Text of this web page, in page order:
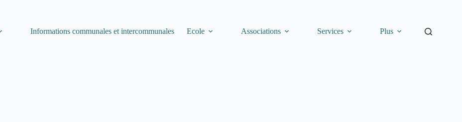
Informations communales et intercommunales Ecole Associations Services Plus